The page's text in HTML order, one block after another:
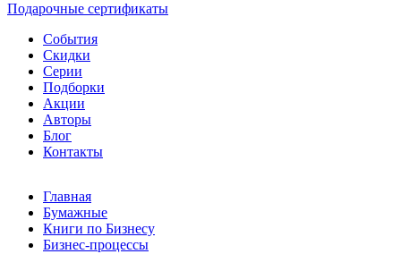
Подарочные сертификаты
События
Скидки
Серии
Подборки
Акции
Авторы
Блог
Контакты
Главная
Бумажные
Книги по Бизнесу
Бизнес-процессы